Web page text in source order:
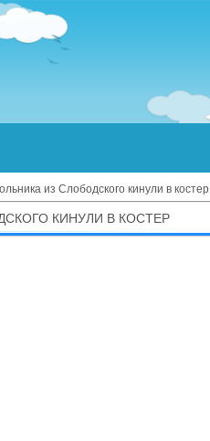
из Слободского кинули в костер
КИНУЛИ В КОСТЕР